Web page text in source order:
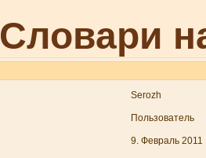
Словари
Serozh
Пользователь
9. Февраль 2011